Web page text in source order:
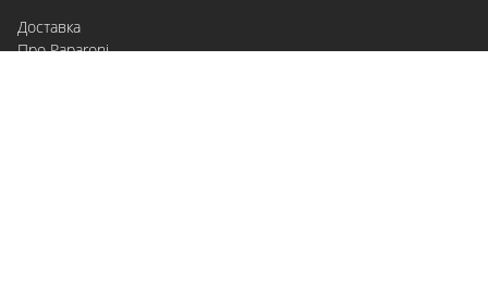
Доставка
Про Paparoni